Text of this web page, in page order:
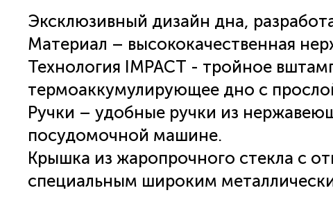
Эксклюзивный дизайн дна,
Материал – высококачественная
Технология IMPACT - тройное
термоаккумулирующее дно с
Ручки – удобные ручки из
посудомочной машине.
Крышка из жаропрочного стекла с
специальным широким